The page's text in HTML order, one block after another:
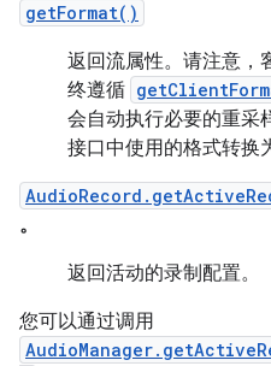
getFormat()
返回流属性。请注意，
终遵循
会自动执行必要的重采
接口中使用的格式转换
。
返回活动的录制配置。
您可以通过调用